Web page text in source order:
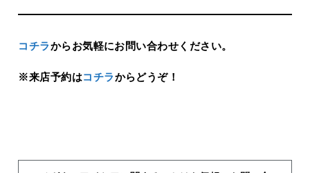
コチラからお気軽にお問い合わせください。
※来店予約はコチラからどうぞ！